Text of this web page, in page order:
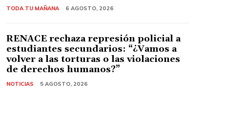
TODA TU MAÑANA 6 AGOSTO, 2026
RENACE rechaza represión policial a
estudiantes secundarios: “¿Vamos a
volver a las torturas o las violaciones
de derechos humanos?”
NOTICIAS 5 AGOSTO, 2026